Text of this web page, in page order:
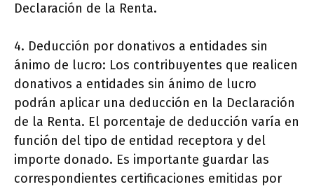
Declaración de la Renta.
4. Deducción por donativos a entidades sin
ánimo de lucro: Los contribuyentes que realicen
donativos a entidades sin ánimo de lucro
podrán aplicar una deducción en la Declaración
de la Renta. El porcentaje de deducción varía en
función del tipo de entidad receptora y del
importe donado. Es importante guardar las
correspondientes certificaciones emitidas por